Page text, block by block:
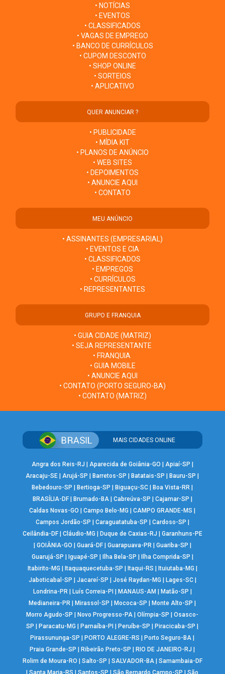
• NOTÍCIAS
• EVENTOS
• CLASSIFICADOS
• VAGAS DE EMPREGO
• BANCO DE CURRÍCULOS
• CUPOM DESCONTO
• SHOP ONLINE
• SORTEIOS
• APLICATIVO
QUER ANUNCIAR ?
• PUBLICIDADE
• MÍDIA KIT
• PLANOS DE ANÚNCIO
• WEB SITES
• DEPOIMENTOS
• ANUNCIE AQUI
• CONTATO
MEU ANÚNCIO
• ASSINANTES (EMPRESARIAL)
• EVENTOS E CIA
• CLASSIFICADOS
• EMPREGOS
• CURRÍCULOS
• REPRESENTANTES
GRUPO E FRANQUIA
• GUIA CIDADE (MATRIZ)
• SEJA REPRESENTANTE
• FRANQUIA
• GUIA MOBILE
• ANUNCIE AQUI
• CONTATO (PORTO SEGURO-BA)
• CONTATO (MATRIZ)
MAIS CIDADES ONLINE
Angra dos Reis-RJ Aparecida de Goiânia-GO Apiaí-SP
Aracaju-SE |Arujá-SP Barretos-SP Batatais-SP Bauru-SP
Bebedouro-SP
Bertioga-SP Biguaçu-SC Boa Vista-RR
BRASÍLIA-DF| Brumado-BA| Cabreúva-SP Cajamar-SP
Caldas Novas-GO
|Campo Belo-MG |CAMPO GRANDE-MS
Campos Jordão-SP
Caraguatatuba-SP Cardoso-SP
Ceilândia-DF| Cláudio-MG Duque de Caxias-RJ
Garanhuns-PE
GOIÂNIA-GO Guará-DF| Guarapuava-PR| Guariba-SP
Guarujá-SP
Iguapé-SP Ilha Bela-SP Ilha Comprida-SP
Itabirito-MG
Itaquaquecetuba-SP Itaqui-RS Ituiutaba-MG
Jaboticabal-SP
Jacareí-SP José Raydan-MG Lages-SC|
Londrina-PR| Luís Correia-PI MANAUS-AM Matão-SP
Medianeira-PR
Mirassol-SP Mococa-SP Monte Alto-SP
Morro Agudo-SP
Novo Progresso-PA |Olímpia-SP |Osasco-
SP
Paracatu-MG Parnaíba-PI Peruíbe-SP Piracicaba-SP
Pirassununga-SP
PORTO ALEGRE-RS Porto Seguro-BA
Praia Grande-SP
Ribeirão Preto-SP RIO DE JANEIRO-RJ
Rolim de Moura-RO
Salto-SP SALVADOR-BA| Samambaia-DF
|Santa Maria-RS |Santos-SP |São Bernardo Campo-SP |São